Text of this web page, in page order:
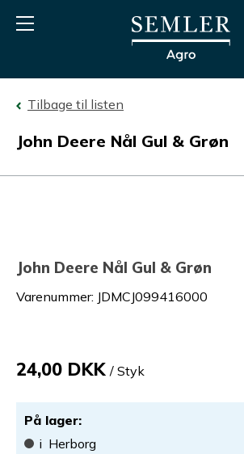
Tilbage til listen
John Deere Nål Gul & Grøn
John Deere Nål Gul & Grøn
Varenummer: JDMCJ099416000
24,00 DKK / Styk
På lager:
i Herborg